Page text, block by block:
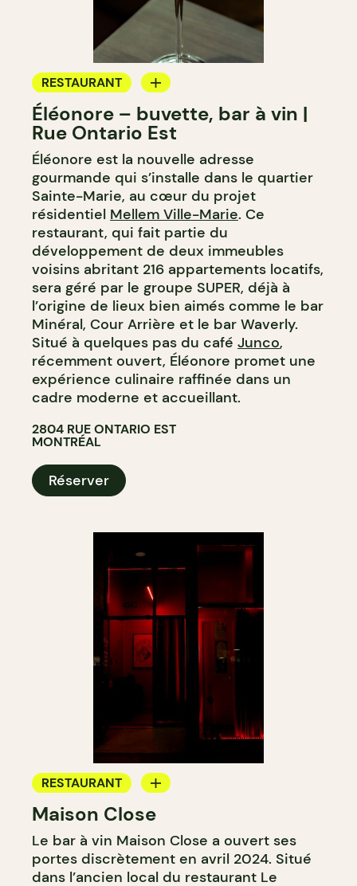
RESTAURANT
BAR À VIN
BAR À COCKTAIL
Éléonore – buvette, bar à vin |
Rue Ontario Est
Éléonore est la nouvelle adresse
gourmande qui s’installe dans le quartier
Sainte-Marie, au cœur du projet
résidentiel Mellem Ville-Marie. Ce
restaurant, qui fait partie du
développement de deux immeubles
voisins abritant 216 appartements locatifs,
sera géré par le groupe SUPER, déjà à
l’origine de lieux bien aimés comme le bar
Minéral, Cour Arrière et le bar Waverly.
Situé à quelques pas du café Junco,
récemment ouvert, Éléonore promet une
expérience culinaire raffinée dans un
cadre moderne et accueillant.
2804 RUE ONTARIO EST
MONTRÉAL
Réserver
RESTAURANT
BAR À VIN
Maison Close
Le bar à vin Maison Close a ouvert ses
portes discrètement en avril 2024. Situé
dans l’ancien local du restaurant Le